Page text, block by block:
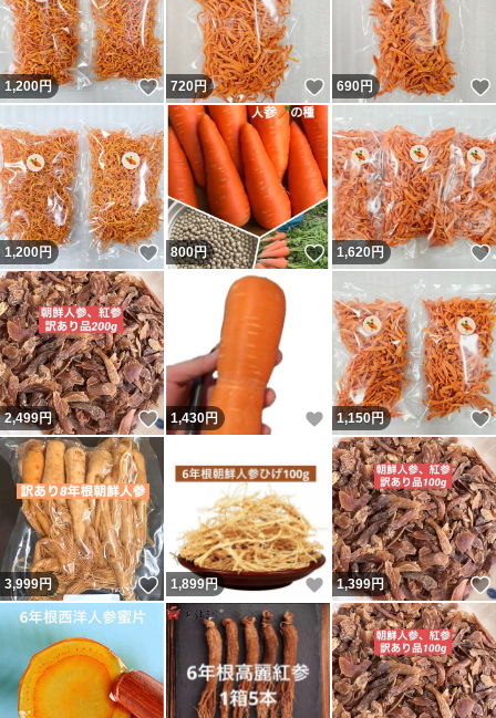
1,200円 いいね！
720円 いいね！
690円
1,200円 いいね！
800円 いいね！
1,620円
2,499円 いいね！
1,430円 いいね！
1,150円
3,999円 いいね！
1,899円 いいね！
1,399円